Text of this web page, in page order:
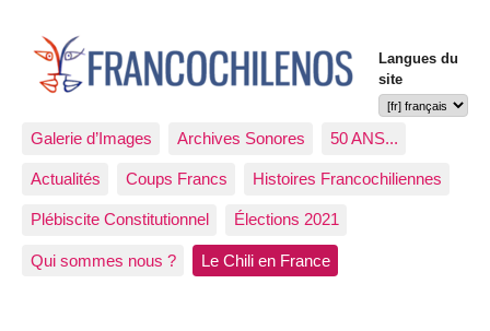
Langues du
site
Galerie d’Images Archives Sonores 50 ANS...
Actualités Coups Francs Histoires Francochiliennes
Plébiscite Constitutionnel Élections 2021
Qui sommes nous ? Le Chili en France